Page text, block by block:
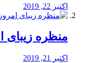
اکتبر 22, 2019
منظره‌‌ زیبای
اکتبر 21, 2019